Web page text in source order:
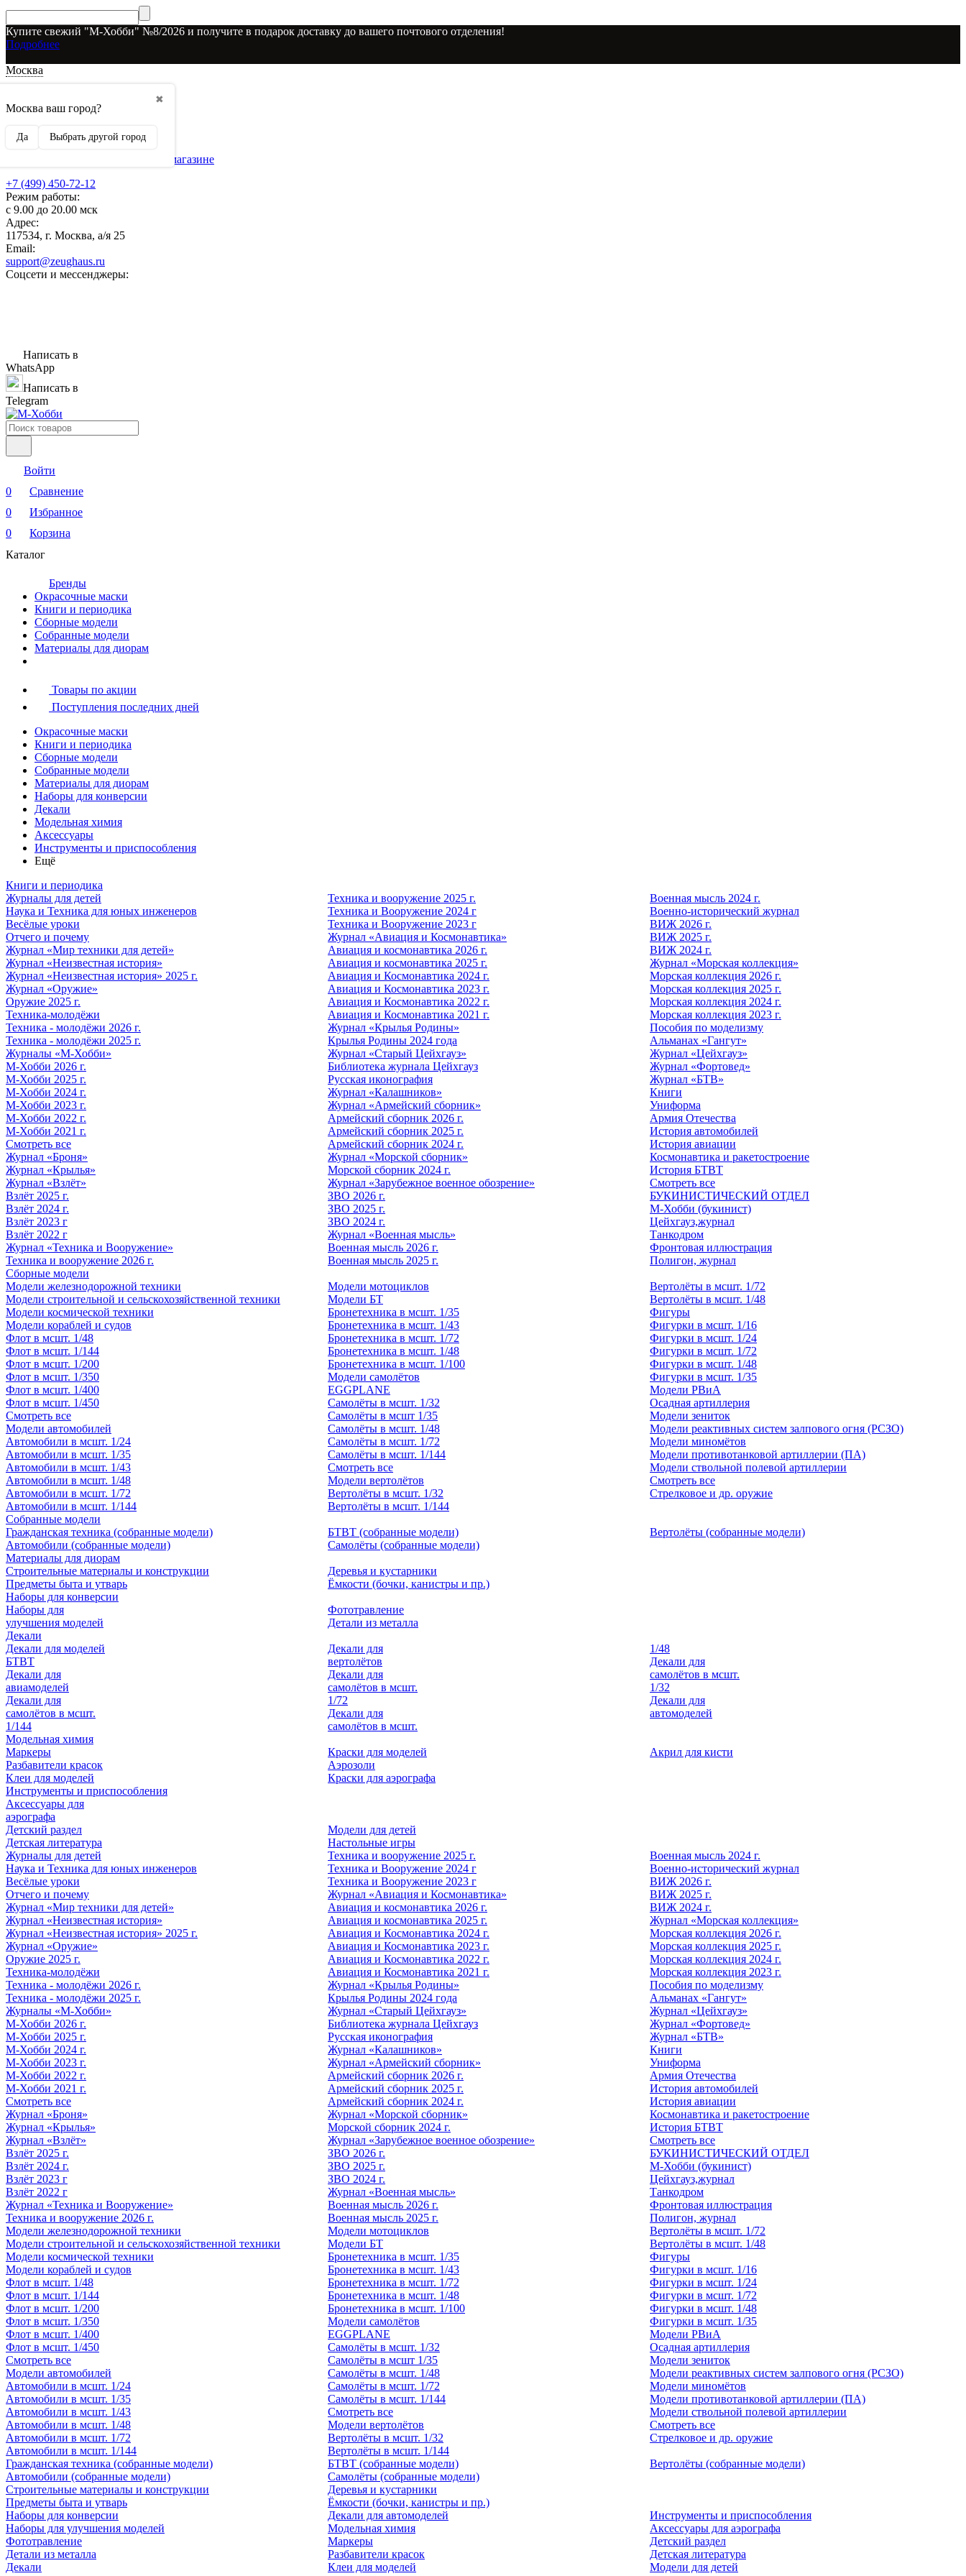
Купите свежий "М-Хобби" №8/2026 и получите в подарок доставку до вашего почтового отделения!
Подробнее
Москва
✖
Москва ваш город?
Да Выбрать другой город
О наших скидках
Рекламодателям
Бренды, представленные в магазине
+7 (499) 450-72-12
Режим работы:
с 9.00 до 20.00 мск
Адрес:
117534, г. Москва, а/я 25
Email:
support@zeughaus.ru
Соцсети и мессенджеры:
Написать в
WhatsApp
Написать в
Telegram
Войти
0
Сравнение
0
Избранное
0
Корзина
Каталог
Бренды
Окрасочные маски
Книги и периодика
Сборные модели
Собранные модели
Материалы для диорам
Товары по акции
Поступления последних дней
Окрасочные маски
Книги и периодика
Сборные модели
Собранные модели
Материалы для диорам
Наборы для конверсии
Декали
Модельная химия
Аксессуары
Инструменты и приспособления
Ещё
Книги и периодика
Журналы для детей
Наука и Техника для юных инженеров
Весёлые уроки
Отчего и почему
Журнал «Мир техники для детей»
Журнал «Неизвестная история»
Журнал «Неизвестная история» 2025 г.
Журнал «Оружие»
Оружие 2025 г.
Техника-молодёжи
Техника - молодёжи 2026 г.
Техника - молодёжи 2025 г.
Журналы «М-Хобби»
М-Хобби 2026 г.
М-Хобби 2025 г.
М-Хобби 2024 г.
М-Хобби 2023 г.
М-Хобби 2022 г.
М-Хобби 2021 г.
Смотреть все
Журнал «Броня»
Журнал «Крылья»
Журнал «Взлёт»
Взлёт 2025 г.
Взлёт 2024 г.
Взлёт 2023 г
Взлёт 2022 г
Журнал «Техника и Вооружение»
Техника и вооружение 2026 г.
Техника и вооружение 2025 г.
Техника и Вооружение 2024 г
Техника и Вооружение 2023 г
Журнал «Авиация и Космонавтика»
Авиация и космонавтика 2026 г.
Авиация и космонавтика 2025 г.
Авиация и Космонавтика 2024 г.
Авиация и Космонавтика 2023 г.
Авиация и Космонавтика 2022 г.
Авиация и Космонавтика 2021 г.
Журнал «Крылья Родины»
Крылья Родины 2024 года
Журнал «Старый Цейхгауз»
Библиотека журнала Цейхгауз
Русская иконография
Журнал «Калашников»
Журнал «Армейский сборник»
Армейский сборник 2026 г.
Армейский сборник 2025 г.
Армейский сборник 2024 г.
Журнал «Морской сборник»
Морской сборник 2024 г.
Журнал «Зарубежное военное обозрение»
ЗВО 2026 г.
ЗВО 2025 г.
ЗВО 2024 г.
Журнал «Военная мысль»
Военная мысль 2026 г.
Военная мысль 2025 г.
Военная мысль 2024 г.
Военно-исторический журнал
ВИЖ 2026 г.
ВИЖ 2025 г.
ВИЖ 2024 г.
Журнал «Морская коллекция»
Морская коллекция 2026 г.
Морская коллекция 2025 г.
Морская коллекция 2024 г.
Морская коллекция 2023 г.
Пособия по моделизму
Альманах «Гангут»
Журнал «Цейхгауз»
Журнал «Фортовед»
Журнал «БТВ»
Книги
Униформа
Армия Отечества
История автомобилей
История авиации
Космонавтика и ракетостроение
История БТВТ
Смотреть все
БУКИНИСТИЧЕСКИЙ ОТДЕЛ
М-Хобби (букинист)
Цейхгауз,журнал
Танкодром
Фронтовая иллюстрация
Полигон, журнал
Сборные модели
Модели железнодорожной техники
Модели строительной и сельскохозяйственной техники
Модели космической техники
Модели кораблей и судов
Флот в мсшт. 1/48
Флот в мсшт. 1/144
Флот в мсшт. 1/200
Флот в мсшт. 1/350
Флот в мсшт. 1/400
Флот в мсшт. 1/450
Смотреть все
Модели автомобилей
Автомобили в мсшт. 1/24
Автомобили в мсшт. 1/35
Автомобили в мсшт. 1/43
Автомобили в мсшт. 1/48
Автомобили в мсшт. 1/72
Автомобили в мсшт. 1/144
Модели мотоциклов
Модели БТ
Бронетехника в мсшт. 1/35
Бронетехника в мсшт. 1/43
Бронетехника в мсшт. 1/72
Бронетехника в мсшт. 1/48
Бронетехника в мсшт. 1/100
Модели самолётов
EGGPLANE
Самолёты в мсшт. 1/32
Самолёты в мсшт 1/35
Самолёты в мсшт. 1/48
Самолёты в мсшт. 1/72
Самолёты в мсшт. 1/144
Смотреть все
Модели вертолётов
Вертолёты в мсшт. 1/32
Вертолёты в мсшт. 1/144
Вертолёты в мсшт. 1/72
Вертолёты в мсшт. 1/48
Фигуры
Фигурки в мсшт. 1/16
Фигурки в мсшт. 1/24
Фигурки в мсшт. 1/72
Фигурки в мсшт. 1/48
Фигурки в мсшт. 1/35
Модели РВиА
Осадная артиллерия
Модели зениток
Модели реактивных систем залпового огня (РСЗО)
Модели миномётов
Модели противотанковой артиллерии (ПА)
Модели ствольной полевой артиллерии
Смотреть все
Стрелковое и др. оружие
Собранные модели
Гражданская техника (собранные модели)
Автомобили (собранные модели)
БТВТ (собранные модели)
Самолёты (собранные модели)
Вертолёты (собранные модели)
Материалы для диорам
Строительные материалы и конструкции
Предметы быта и утварь
Деревья и кустарники
Ёмкости (бочки, канистры и пр.)
Наборы для конверсии
Наборы для
улучшения моделей
Фототравление
Детали из металла
Декали
Декали для моделей
БТВТ
Декали для
авиамоделей
Декали для
самолётов в мсшт.
1/144
Декали для
вертолётов
Декали для
самолётов в мсшт.
1/72
Декали для
самолётов в мсшт.
1/48
Декали для
самолётов в мсшт.
1/32
Декали для
автомоделей
Модельная химия
Маркеры
Разбавители красок
Клеи для моделей
Краски для моделей
Аэрозоли
Краски для аэрографа
Акрил для кисти
Инструменты и приспособления
Аксессуары для
аэрографа
Детский раздел
Детская литература
Модели для детей
Настольные игры
Журналы для детей
Наука и Техника для юных инженеров
Весёлые уроки
Отчего и почему
Журнал «Мир техники для детей»
Журнал «Неизвестная история»
Журнал «Неизвестная история» 2025 г.
Журнал «Оружие»
Оружие 2025 г.
Техника-молодёжи
Техника - молодёжи 2026 г.
Техника - молодёжи 2025 г.
Журналы «М-Хобби»
М-Хобби 2026 г.
М-Хобби 2025 г.
М-Хобби 2024 г.
М-Хобби 2023 г.
М-Хобби 2022 г.
М-Хобби 2021 г.
Смотреть все
Журнал «Броня»
Журнал «Крылья»
Журнал «Взлёт»
Взлёт 2025 г.
Взлёт 2024 г.
Взлёт 2023 г
Взлёт 2022 г
Журнал «Техника и Вооружение»
Техника и вооружение 2026 г.
Техника и вооружение 2025 г.
Техника и Вооружение 2024 г
Техника и Вооружение 2023 г
Журнал «Авиация и Космонавтика»
Авиация и космонавтика 2026 г.
Авиация и космонавтика 2025 г.
Авиация и Космонавтика 2024 г.
Авиация и Космонавтика 2023 г.
Авиация и Космонавтика 2022 г.
Авиация и Космонавтика 2021 г.
Журнал «Крылья Родины»
Крылья Родины 2024 года
Журнал «Старый Цейхгауз»
Библиотека журнала Цейхгауз
Русская иконография
Журнал «Калашников»
Журнал «Армейский сборник»
Армейский сборник 2026 г.
Армейский сборник 2025 г.
Армейский сборник 2024 г.
Журнал «Морской сборник»
Морской сборник 2024 г.
Журнал «Зарубежное военное обозрение»
ЗВО 2026 г.
ЗВО 2025 г.
ЗВО 2024 г.
Журнал «Военная мысль»
Военная мысль 2026 г.
Военная мысль 2025 г.
Военная мысль 2024 г.
Военно-исторический журнал
ВИЖ 2026 г.
ВИЖ 2025 г.
ВИЖ 2024 г.
Журнал «Морская коллекция»
Морская коллекция 2026 г.
Морская коллекция 2025 г.
Морская коллекция 2024 г.
Морская коллекция 2023 г.
Пособия по моделизму
Альманах «Гангут»
Журнал «Цейхгауз»
Журнал «Фортовед»
Журнал «БТВ»
Книги
Униформа
Армия Отечества
История автомобилей
История авиации
Космонавтика и ракетостроение
История БТВТ
Смотреть все
БУКИНИСТИЧЕСКИЙ ОТДЕЛ
М-Хобби (букинист)
Цейхгауз,журнал
Танкодром
Фронтовая иллюстрация
Полигон, журнал
Модели железнодорожной техники
Модели строительной и сельскохозяйственной техники
Модели космической техники
Модели кораблей и судов
Флот в мсшт. 1/48
Флот в мсшт. 1/144
Флот в мсшт. 1/200
Флот в мсшт. 1/350
Флот в мсшт. 1/400
Флот в мсшт. 1/450
Смотреть все
Модели автомобилей
Автомобили в мсшт. 1/24
Автомобили в мсшт. 1/35
Автомобили в мсшт. 1/43
Автомобили в мсшт. 1/48
Автомобили в мсшт. 1/72
Автомобили в мсшт. 1/144
Модели мотоциклов
Модели БТ
Бронетехника в мсшт. 1/35
Бронетехника в мсшт. 1/43
Бронетехника в мсшт. 1/72
Бронетехника в мсшт. 1/48
Бронетехника в мсшт. 1/100
Модели самолётов
EGGPLANE
Самолёты в мсшт. 1/32
Самолёты в мсшт 1/35
Самолёты в мсшт. 1/48
Самолёты в мсшт. 1/72
Самолёты в мсшт. 1/144
Смотреть все
Модели вертолётов
Вертолёты в мсшт. 1/32
Вертолёты в мсшт. 1/144
Вертолёты в мсшт. 1/72
Вертолёты в мсшт. 1/48
Фигуры
Фигурки в мсшт. 1/16
Фигурки в мсшт. 1/24
Фигурки в мсшт. 1/72
Фигурки в мсшт. 1/48
Фигурки в мсшт. 1/35
Модели РВиА
Осадная артиллерия
Модели зениток
Модели реактивных систем залпового огня (РСЗО)
Модели миномётов
Модели противотанковой артиллерии (ПА)
Модели ствольной полевой артиллерии
Смотреть все
Стрелковое и др. оружие
Гражданская техника (собранные модели)
Автомобили (собранные модели)
БТВТ (собранные модели)
Самолёты (собранные модели)
Вертолёты (собранные модели)
Строительные материалы и конструкции
Предметы быта и утварь
Деревья и кустарники
Ёмкости (бочки, канистры и пр.)
Наборы для конверсии
Наборы для улучшения моделей
Фототравление
Детали из металла
Декали
Декали для автомоделей
Модельная химия
Маркеры
Разбавители красок
Клеи для моделей
Инструменты и приспособления
Аксессуары для аэрографа
Детский раздел
Детская литература
Модели для детей